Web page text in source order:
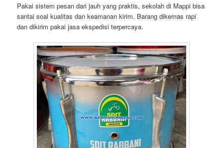
Pakai sistem pesan dari jauh yang praktis, sekolah di Mappi bisa
santai soal kualitas dan keamanan kirim. Barang dikemas rapi
dan dikirim pakai jasa ekspedisi terpercaya.